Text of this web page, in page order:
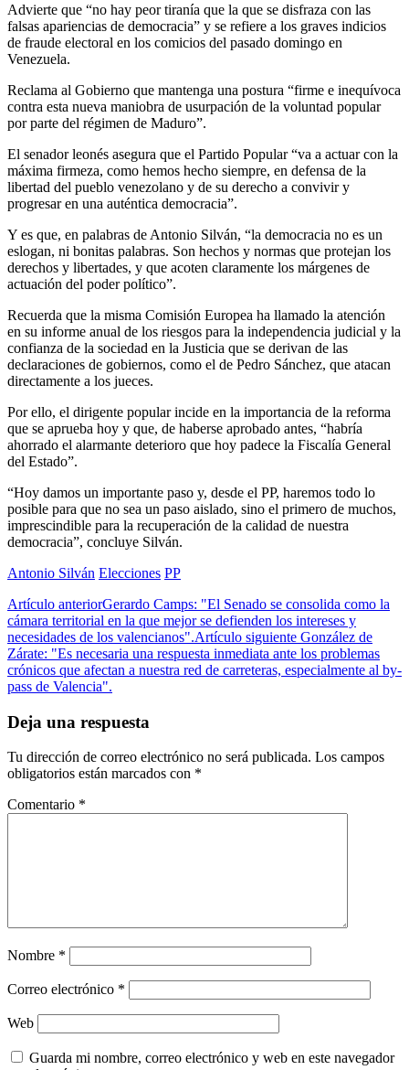
Advierte que “no hay peor tiranía que la que se disfraza con las
falsas apariencias de democracia” y se refiere a los graves indicios
de fraude electoral en los comicios del pasado domingo en
Venezuela.
Reclama al Gobierno que mantenga una postura “firme e inequívoca
contra esta nueva maniobra de usurpación de la voluntad popular
por parte del régimen de Maduro”.
El senador leonés asegura que el Partido Popular “va a actuar con la
máxima firmeza, como hemos hecho siempre, en defensa de la
libertad del pueblo venezolano y de su derecho a convivir y
progresar en una auténtica democracia”.
Y es que, en palabras de Antonio Silván, “la democracia no es un
eslogan, ni bonitas palabras. Son hechos y normas que protejan los
derechos y libertades, y que acoten claramente los márgenes de
actuación del poder político”.
Recuerda que la misma Comisión Europea ha llamado la atención
en su informe anual de los riesgos para la independencia judicial y la
confianza de la sociedad en la Justicia que se derivan de las
declaraciones de gobiernos, como el de Pedro Sánchez, que atacan
directamente a los jueces.
Por ello, el dirigente popular incide en la importancia de la reforma
que se aprueba hoy y que, de haberse aprobado antes, “habría
ahorrado el alarmante deterioro que hoy padece la Fiscalía General
del Estado”.
“Hoy damos un importante paso y, desde el PP, haremos todo lo
posible para que no sea un paso aislado, sino el primero de muchos,
imprescindible para la recuperación de la calidad de nuestra
democracia”, concluye Silván.
Antonio Silván Elecciones PP
Artículo anteriorGerardo Camps: "El Senado se consolida como la
cámara territorial en la que mejor se defienden los intereses y
necesidades de los valencianos".Artículo siguiente González de
Zárate: "Es necesaria una respuesta inmediata ante los problemas
crónicos que afectan a nuestra red de carreteras, especialmente al by-
pass de Valencia".
Deja una respuesta
Tu dirección de correo electrónico no será publicada. Los campos
obligatorios están marcados con *
Comentario *
Nombre *
Correo electrónico *
Web
Guarda mi nombre, correo electrónico y web en este navegador